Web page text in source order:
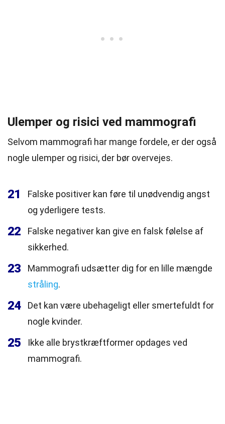
Ulemper og risici ved mammografi
Selvom mammografi har mange fordele, er der også
nogle ulemper og risici, der bør overvejes.
21
Falske positiver kan føre til unødvendig angst
og yderligere tests.
22
Falske negativer kan give en falsk følelse af
sikkerhed.
23
Mammografi udsætter dig for en lille mængde
stråling.
24
Det kan være ubehageligt eller smertefuldt for
nogle kvinder.
25
Ikke alle brystkræftformer opdages ved
mammografi.